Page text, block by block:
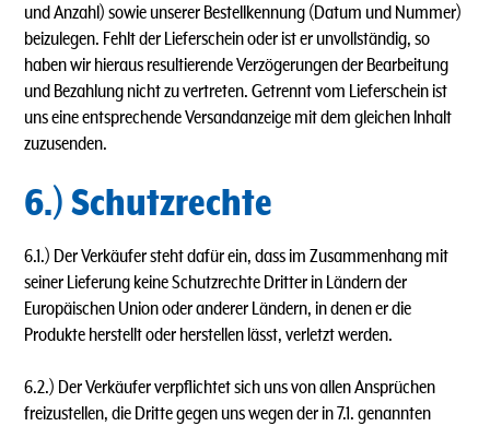
und Anzahl) sowie unserer Bestellkennung (Datum und Nummer)
beizulegen. Fehlt der Lieferschein oder ist er unvollständig, so
haben wir hieraus resultierende Verzögerungen der Bearbeitung
und Bezahlung nicht zu vertreten. Getrennt vom Lieferschein ist
uns eine entsprechende Versandanzeige mit dem gleichen lnhalt
zuzusenden.
6.) Schutzrechte
6.1.) Der Verkäufer steht dafür ein, dass im Zusammenhang mit
seiner Lieferung keine Schutzrechte Dritter in Ländern der
Europäischen Union oder anderer Ländern, in denen er die
Produkte herstellt oder herstellen lässt, verletzt werden.
6.2.) Der Verkäufer verpflichtet sich uns von allen Ansprüchen
freizustellen, die Dritte gegen uns wegen der in 7.1. genannten